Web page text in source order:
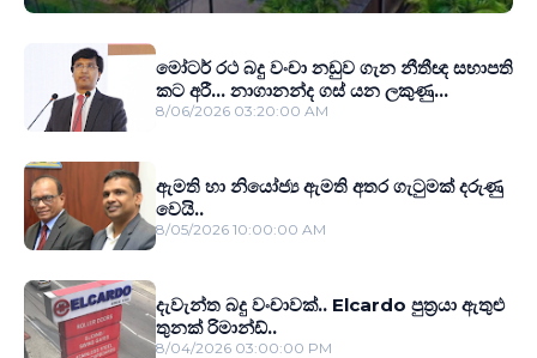
මෝටර් රථ බදු වංචා නඩුව ගැන නීතීඥ සභාපති
කට අරී... නාගානන්ද ගස් යන ලකුණු...
8/06/2026 03:20:00 AM
ඇමති හා නියෝජ්‍ය ඇමති අතර ගැටුමක් දරුණු
වෙයි..
8/05/2026 10:00:00 AM
දැවැන්ත බදු වංචාවක්.. Elcardo පුත‍්‍රයා ඇතුළු
තුනක් රිමාන්ඩ්..
8/04/2026 03:00:00 PM